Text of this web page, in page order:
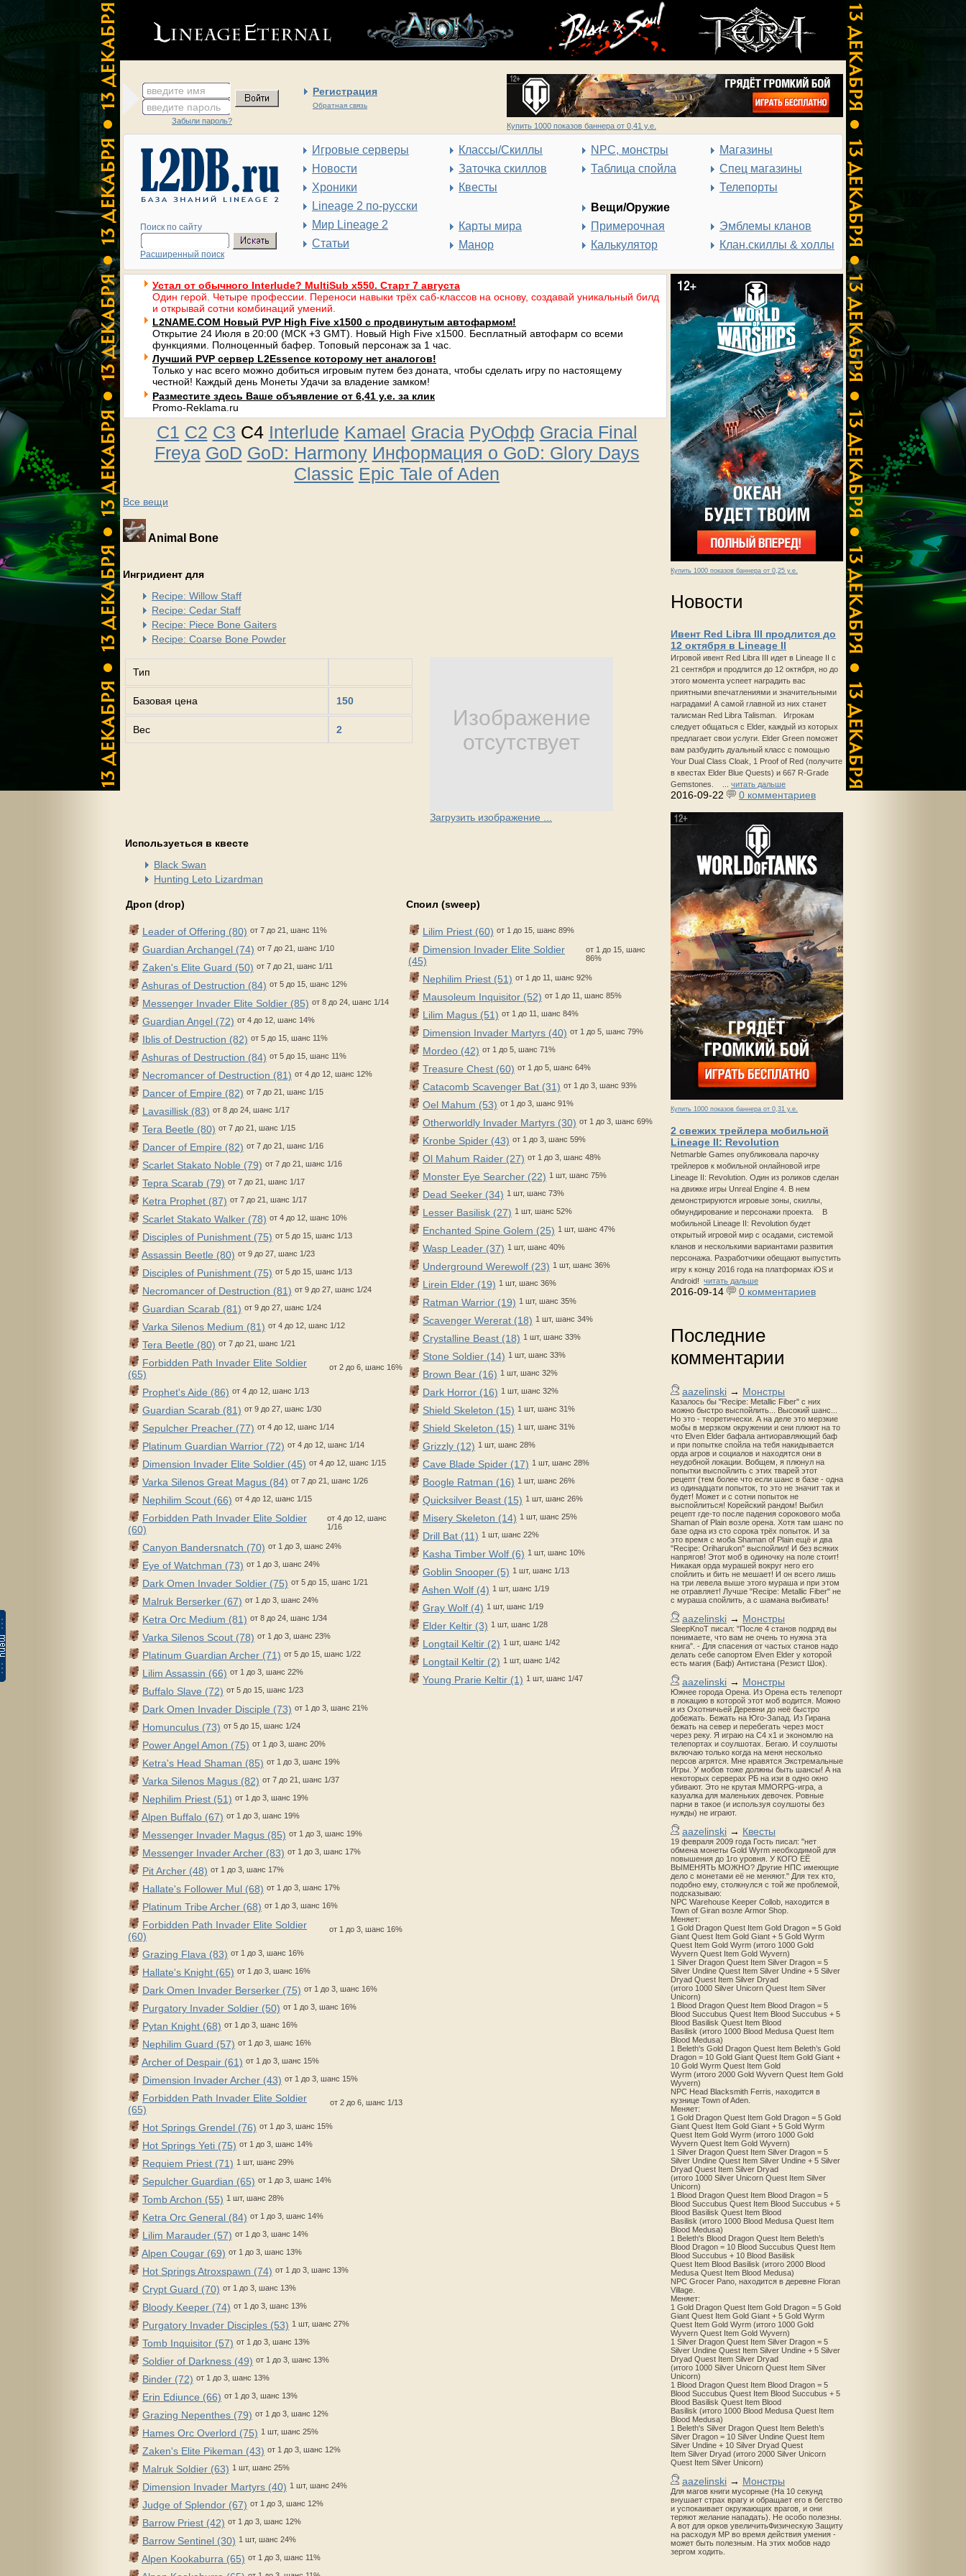
введите имя Регистрация
Обратная связь
введите пароль
Забыли пароль?
Купить 1000 показов баннера от 0,41 у.е.
Поиск по сайту
Расширенный поиск
Игровые серверы
Новости
Хроники
Lineage 2 по-русски
Мир Lineage 2
Статьи
Классы/Скиллы
Заточка скиллов
Квесты
Карты мира
Манор
NPC, монстры
Таблица спойла
Вещи/Оружие
Примерочная
Калькулятор
Магазины
Спец магазины
Телепорты
Эмблемы кланов
Клан.скиллы & холлы
Купить 1000 показов баннера от 0,25 у.е.
Новости
Ивент Red Libra III продлится до
12 октября в Lineage II
Игровой ивент Red Libra III идет в Lineage II с
21 сентября и продлится до 12 октября, но до
этого момента успеет наградить вас
приятными впечатлениями и значительными
наградами! А самой главной из них станет
талисман Red Libra Talisman. Игрокам
следует общаться с Elder, каждый из которых
предлагает свои услуги. Elder Green поможет
вам разбудить дуальный класс с помощью
Your Dual Class Cloak, 1 Proof of Red (получите
в квестах Elder Blue Quests) и 667 R-Grade
Gemstones. ... читать дальше
2016-09-22 0 комментариев
Купить 1000 показов баннера от 0,31 у.е.
2 свежих трейлера мобильной
Lineage II: Revolution
Netmarble Games опубликовала парочку
трейлеров к мобильной онлайновой игре
Lineage II: Revolution. Один из роликов сделан
на движке игры Unreal Engine 4. В нем
демонстрируются игровые зоны, скиллы,
обмундирование и персонажи проекта. В
мобильной Lineage II: Revolution будет
открытый игровой мир с осадами, системой
кланов и несколькими вариантами развития
персонажа. Разработчики обещают выпустить
игру к концу 2016 года на платформах iOS и
Android! читать дальше
2016-09-14 0 комментариев
Последние
комментарии
aazelinski → Монстры
Казалось бы "Recipe: Metallic Fiber" с них
можно быстро выспойлить... Высокий шанс...
Но это - теоретически. А на деле это мерзкие
мобы в мерзком окружении и они плюют на то
что Elven Elder бафала антиоравляющий баф
и при попытке спойла на тебя накидывается
орда агров и социалов и находятся они в
неудобной локации. Вобщем, я плюнул на
попытки выспойлить с этих тварей этот
рецепт (тем более что если шанс в базе - одна
из одинадцати попыток, то это не значит так и
будет! Может и с сотни попыток не
выспойлиться! Корейский рандом! Выбил
рецепт где-то после падения сорокового моба
Shaman of Plain возле орена. Хотя там шанс по
базе одна из сто сорока трёх попыток. И за
это время с моба Shaman of Plain ещё и два
"Recipe: Oriharukon" выспойлил! И без всяких
напрягов! Этот моб в одиночку на поле стоит!
Никакая орда мурашей вокруг него его
спойлить и бить не мешает! И он всего лишь
на три левела выше этого мураша и при этом
не отравляет! Лучше "Recipe: Metallic Fiber" не
с мураша спойлить, а с шамана выбивать!
aazelinski → Монстры
SleepKnoT писал: "После 4 станов подряд вы
понимаете, что вам не очень то нужна эта
книга". - Для спасения от частых станов надо
делать себе сапортом Elven Elder у которой
есть магия (Баф) Антистана (Резист Шок).
aazelinski → Монстры
Южнее города Орена. Из Орена есть телепорт
в локацию в которой этот моб водится. Можно
и из Охотничьей Деревни до неё быстро
добежать. Бежать на Юго-Запад. Из Гирана
бежать на север и перебегать через мост
через реку. Я играю на С4 х1 и экономлю на
телепортах и соулшотах. Бегаю. И соулшоты
включаю только когда на меня несколько
персов агрятся. Мне нравятся Экстремальные
Игры. У мобов тоже должны быть шансы! А на
некоторых серверах РБ на изи в одно окно
убивают. Это не крутая MMORPG-игра, а
казуалка для маленьких девочек. Ровные
парни в такое (и используя соулшоты без
нужды) не играют.
aazelinski → Квесты
19 февраля 2009 года Гость писал: "нет
обмена монеты Gold Wyrm необходимой для
повышения до 1го уровня. У КОГО ЕЁ
ВЫМЕНЯТЬ МОЖНО? Другие НПС имеющие
дело с монетами её не меняют." Для тех кто,
подобно ему, столкнулся с той же проблемой,
подсказываю:
NPC Warehouse Keeper Collob, находится в
Town of Giran возле Armor Shop.
Меняет:
1 Gold Dragon Quest Item Gold Dragon = 5 Gold
Giant Quest Item Gold Giant + 5 Gold Wyrm
Quest Item Gold Wyrm (итого 1000 Gold
Wyvern Quest Item Gold Wyvern)
1 Silver Dragon Quest Item Silver Dragon = 5
Silver Undine Quest Item Silver Undine + 5 Silver
Dryad Quest Item Silver Dryad
(итого 1000 Silver Unicorn Quest Item Silver
Unicorn)
1 Blood Dragon Quest Item Blood Dragon = 5
Blood Succubus Quest Item Blood Succubus + 5
Blood Basilisk Quest Item Blood
Basilisk (итого 1000 Blood Medusa Quest Item
Blood Medusa)
1 Beleth's Gold Dragon Quest Item Beleth’s Gold
Dragon = 10 Gold Giant Quest Item Gold Giant +
10 Gold Wyrm Quest Item Gold
Wyrm (итого 2000 Gold Wyvern Quest Item Gold
Wyvern)
NPC Head Blacksmith Ferris, находится в
кузнице Town of Aden.
Меняет:
1 Gold Dragon Quest Item Gold Dragon = 5 Gold
Giant Quest Item Gold Giant + 5 Gold Wyrm
Quest Item Gold Wyrm (итого 1000 Gold
Wyvern Quest Item Gold Wyvern)
1 Silver Dragon Quest Item Silver Dragon = 5
Silver Undine Quest Item Silver Undine + 5 Silver
Dryad Quest Item Silver Dryad
(итого 1000 Silver Unicorn Quest Item Silver
Unicorn)
1 Blood Dragon Quest Item Blood Dragon = 5
Blood Succubus Quest Item Blood Succubus + 5
Blood Basilisk Quest Item Blood
Basilisk (итого 1000 Blood Medusa Quest Item
Blood Medusa)
1 Beleth's Blood Dragon Quest Item Beleth’s
Blood Dragon = 10 Blood Succubus Quest Item
Blood Succubus + 10 Blood Basilisk
Quest Item Blood Basilisk (итого 2000 Blood
Medusa Quest Item Blood Medusa)
NPC Grocer Pano, находится в деревне Floran
Village.
Меняет:
1 Gold Dragon Quest Item Gold Dragon = 5 Gold
Giant Quest Item Gold Giant + 5 Gold Wyrm
Quest Item Gold Wyrm (итого 1000 Gold
Wyvern Quest Item Gold Wyvern)
1 Silver Dragon Quest Item Silver Dragon = 5
Silver Undine Quest Item Silver Undine + 5 Silver
Dryad Quest Item Silver Dryad
(итого 1000 Silver Unicorn Quest Item Silver
Unicorn)
1 Blood Dragon Quest Item Blood Dragon = 5
Blood Succubus Quest Item Blood Succubus + 5
Blood Basilisk Quest Item Blood
Basilisk (итого 1000 Blood Medusa Quest Item
Blood Medusa)
1 Beleth's Silver Dragon Quest Item Beleth’s
Silver Dragon = 10 Silver Undine Quest Item
Silver Undine + 10 Silver Dryad Quest
Item Silver Dryad (итого 2000 Silver Unicorn
Quest Item Silver Unicorn)
aazelinski → Монстры
Для магов книги мусорные (На 10 секунд
внушает страх врагу и обращает его в бегство
и успокаивает окружающих врагов, и они
теряют желание нападать). Не особо полезны.
А вот для орков увеличитьФизическую Защиту
на расходуя MP во время действия умения -
может быть полезным. На этих мобов надо
зергом ходить.
Устал от обычного Interlude? MultiSub x550. Старт 7 августа
Один герой. Четыре профессии. Переноси навыки трёх саб-классов на основу, создавай уникальный билд
и открывай сотни комбинаций умений.
L2NAME.COM Новый PVP High Five x1500 с продвинутым автофармом!
Открытие 24 Июля в 20:00 (МСК +3 GMT). Новый High Five x1500. Бесплатный автофарм со всеми
функциями. Полноценный бафер. Топовый персонаж за 1 час.
Лучший PVP сервер L2Essence которому нет аналогов!
Только у нас всего можно добиться игровым путем без доната, чтобы сделать игру по настоящему
честной! Каждый день Монеты Удачи за владение замком!
Разместите здесь Ваше объявление от 6,41 у.е. за клик
Promo-Reklama.ru
C1 C2 C3 C4 Interlude Kamael Gracia РуОфф Gracia Final
Freya GoD GoD: Harmony Информация о GoD: Glory Days
Classic Epic Tale of Aden
Все вещи
Animal Bone
Ингридиент для
Recipe: Willow Staff
Recipe: Cedar Staff
Recipe: Piece Bone Gaiters
Recipe: Coarse Bone Powder
Тип
Базовая цена 150
Вес 2
Изображение
отсутствует
Загрузить изображение ...
Используеться в квесте
Black Swan
Hunting Leto Lizardman
Дроп (drop)
Leader of Offering (80) от 7 до 21, шанс 11%
Guardian Archangel (74) от 7 до 21, шанс 1/10
Zaken's Elite Guard (50) от 7 до 21, шанс 1/11
Ashuras of Destruction (84) от 5 до 15, шанс 12%
Messenger Invader Elite Soldier (85) от 8 до 24, шанс 1/14
Guardian Angel (72) от 4 до 12, шанс 14%
Iblis of Destruction (82) от 5 до 15, шанс 11%
Ashuras of Destruction (84) от 5 до 15, шанс 11%
Necromancer of Destruction (81) от 4 до 12, шанс 12%
Dancer of Empire (82) от 7 до 21, шанс 1/15
Lavasillisk (83) от 8 до 24, шанс 1/17
Tera Beetle (80) от 7 до 21, шанс 1/15
Dancer of Empire (82) от 7 до 21, шанс 1/16
Scarlet Stakato Noble (79) от 7 до 21, шанс 1/16
Tepra Scarab (79) от 7 до 21, шанс 1/17
Ketra Prophet (87) от 7 до 21, шанс 1/17
Scarlet Stakato Walker (78) от 4 до 12, шанс 10%
Disciples of Punishment (75) от 5 до 15, шанс 1/13
Assassin Beetle (80) от 9 до 27, шанс 1/23
Disciples of Punishment (75) от 5 до 15, шанс 1/13
Necromancer of Destruction (81) от 9 до 27, шанс 1/24
Guardian Scarab (81) от 9 до 27, шанс 1/24
Varka Silenos Medium (81) от 4 до 12, шанс 1/12
Tera Beetle (80) от 7 до 21, шанс 1/21
Forbidden Path Invader Elite Soldier
(65)
от 2 до 6, шанс 16%
Prophet's Aide (86) от 4 до 12, шанс 1/13
Guardian Scarab (81) от 9 до 27, шанс 1/30
Sepulcher Preacher (77) от 4 до 12, шанс 1/14
Platinum Guardian Warrior (72) от 4 до 12, шанс 1/14
Dimension Invader Elite Soldier (45) от 4 до 12, шанс 1/15
Varka Silenos Great Magus (84) от 7 до 21, шанс 1/26
Nephilim Scout (66) от 4 до 12, шанс 1/15
Forbidden Path Invader Elite Soldier
(60)
от 4 до 12, шанс
1/16
Canyon Bandersnatch (70) от 1 до 3, шанс 24%
Eye of Watchman (73) от 1 до 3, шанс 24%
Dark Omen Invader Soldier (75) от 5 до 15, шанс 1/21
Malruk Berserker (67) от 1 до 3, шанс 24%
Ketra Orc Medium (81) от 8 до 24, шанс 1/34
Varka Silenos Scout (78) от 1 до 3, шанс 23%
Platinum Guardian Archer (71) от 5 до 15, шанс 1/22
Lilim Assassin (66) от 1 до 3, шанс 22%
Buffalo Slave (72) от 5 до 15, шанс 1/23
Dark Omen Invader Disciple (73) от 1 до 3, шанс 21%
Homunculus (73) от 5 до 15, шанс 1/24
Power Angel Amon (75) от 1 до 3, шанс 20%
Ketra's Head Shaman (85) от 1 до 3, шанс 19%
Varka Silenos Magus (82) от 7 до 21, шанс 1/37
Nephilim Priest (51) от 1 до 3, шанс 19%
Alpen Buffalo (67) от 1 до 3, шанс 19%
Messenger Invader Magus (85) от 1 до 3, шанс 19%
Messenger Invader Archer (83) от 1 до 3, шанс 17%
Pit Archer (48) от 1 до 3, шанс 17%
Hallate's Follower Mul (68) от 1 до 3, шанс 17%
Platinum Tribe Archer (68) от 1 до 3, шанс 16%
Forbidden Path Invader Elite Soldier
(60)
от 1 до 3, шанс 16%
Grazing Flava (83) от 1 до 3, шанс 16%
Hallate's Knight (65) от 1 до 3, шанс 16%
Dark Omen Invader Berserker (75) от 1 до 3, шанс 16%
Purgatory Invader Soldier (50) от 1 до 3, шанс 16%
Pytan Knight (68) от 1 до 3, шанс 16%
Nephilim Guard (57) от 1 до 3, шанс 16%
Archer of Despair (61) от 1 до 3, шанс 15%
Dimension Invader Archer (43) от 1 до 3, шанс 15%
Forbidden Path Invader Elite Soldier
(65)
от 2 до 6, шанс 1/13
Hot Springs Grendel (76) от 1 до 3, шанс 15%
Hot Springs Yeti (75) от 1 до 3, шанс 14%
Requiem Priest (71) 1 шт, шанс 29%
Sepulcher Guardian (65) от 1 до 3, шанс 14%
Tomb Archon (55) 1 шт, шанс 28%
Ketra Orc General (84) от 1 до 3, шанс 14%
Lilim Marauder (57) от 1 до 3, шанс 14%
Alpen Cougar (69) от 1 до 3, шанс 13%
Hot Springs Atroxspawn (74) от 1 до 3, шанс 13%
Crypt Guard (70) от 1 до 3, шанс 13%
Bloody Keeper (74) от 1 до 3, шанс 13%
Purgatory Invader Disciples (53) 1 шт, шанс 27%
Tomb Inquisitor (57) от 1 до 3, шанс 13%
Soldier of Darkness (49) от 1 до 3, шанс 13%
Binder (72) от 1 до 3, шанс 13%
Erin Ediunce (66) от 1 до 3, шанс 13%
Grazing Nepenthes (79) от 1 до 3, шанс 12%
Hames Orc Overlord (75) 1 шт, шанс 25%
Zaken's Elite Pikeman (43) от 1 до 3, шанс 12%
Malruk Soldier (63) 1 шт, шанс 25%
Dimension Invader Martyrs (40) 1 шт, шанс 24%
Judge of Splendor (67) от 1 до 3, шанс 12%
Barrow Priest (42) от 1 до 3, шанс 12%
Barrow Sentinel (30) 1 шт, шанс 24%
Alpen Kookaburra (65) от 1 до 3, шанс 11%
Споил (sweep)
Lilim Priest (60) от 1 до 15, шанс 89%
Dimension Invader Elite Soldier
(45)
от 1 до 15, шанс
86%
Nephilim Priest (51) от 1 до 11, шанс 92%
Mausoleum Inquisitor (52) от 1 до 11, шанс 85%
Lilim Magus (51) от 1 до 11, шанс 84%
Dimension Invader Martyrs (40) от 1 до 5, шанс 79%
Mordeo (42) от 1 до 5, шанс 71%
Treasure Chest (60) от 1 до 5, шанс 64%
Catacomb Scavenger Bat (31) от 1 до 3, шанс 93%
Oel Mahum (53) от 1 до 3, шанс 91%
Otherworldly Invader Martyrs (30) от 1 до 3, шанс 69%
Kronbe Spider (43) от 1 до 3, шанс 59%
Ol Mahum Raider (27) от 1 до 3, шанс 48%
Monster Eye Searcher (22) 1 шт, шанс 75%
Dead Seeker (34) 1 шт, шанс 73%
Lesser Basilisk (27) 1 шт, шанс 52%
Enchanted Spine Golem (25) 1 шт, шанс 47%
Wasp Leader (37) 1 шт, шанс 40%
Underground Werewolf (23) 1 шт, шанс 36%
Lirein Elder (19) 1 шт, шанс 36%
Ratman Warrior (19) 1 шт, шанс 35%
Scavenger Wererat (18) 1 шт, шанс 34%
Crystalline Beast (18) 1 шт, шанс 33%
Stone Soldier (14) 1 шт, шанс 33%
Brown Bear (16) 1 шт, шанс 32%
Dark Horror (16) 1 шт, шанс 32%
Shield Skeleton (15) 1 шт, шанс 31%
Shield Skeleton (15) 1 шт, шанс 31%
Grizzly (12) 1 шт, шанс 28%
Cave Blade Spider (17) 1 шт, шанс 28%
Boogle Ratman (16) 1 шт, шанс 26%
Quicksilver Beast (15) 1 шт, шанс 26%
Misery Skeleton (14) 1 шт, шанс 25%
Drill Bat (11) 1 шт, шанс 22%
Kasha Timber Wolf (6) 1 шт, шанс 10%
Goblin Snooper (5) 1 шт, шанс 1/13
Ashen Wolf (4) 1 шт, шанс 1/19
Gray Wolf (4) 1 шт, шанс 1/19
Elder Keltir (3) 1 шт, шанс 1/28
Longtail Keltir (2) 1 шт, шанс 1/42
Longtail Keltir (2) 1 шт, шанс 1/42
Young Prarie Keltir (1) 1 шт, шанс 1/47